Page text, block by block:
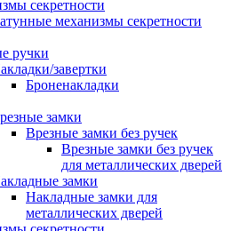
секретности
механизмы секретности
ручки
завертки
Броненакладки
замки
Врезные замки без ручек
Врезные замки без ручек
для металлических дверей
замки
Накладные замки для
металлических дверей